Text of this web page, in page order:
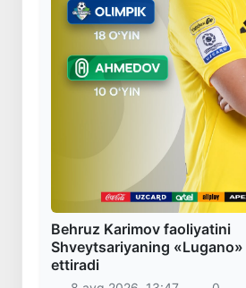
Behruz Karimov faoliyatini
Shveytsariyaning
ettiradi